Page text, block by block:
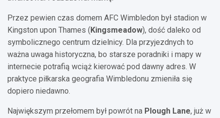
Przez pewien czas domem AFC Wimbledon był stadion w
Kingston upon Thames (Kingsmeadow), dość daleko od
symbolicznego centrum dzielnicy. Dla przyjezdnych to
ważna uwaga historyczna, bo starsze poradniki i mapy w
internecie potrafią wciąż kierować pod dawny adres. W
praktyce piłkarska geografia Wimbledonu zmieniła się
dopiero niedawno.
Największym przełomem był powrót na Plough Lane, już w